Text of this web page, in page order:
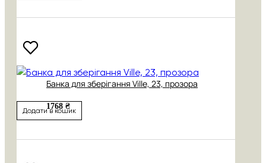
Банка для зберігання Ville, 23, прозора
1768 ₴
Додати в кошик